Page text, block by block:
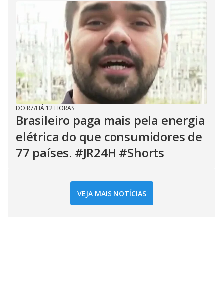
DO R7/HÁ 12 HORAS
Brasileiro paga mais pela energia
elétrica do que consumidores de
77 países. #JR24H #Shorts
VEJA MAIS NOTÍCIAS